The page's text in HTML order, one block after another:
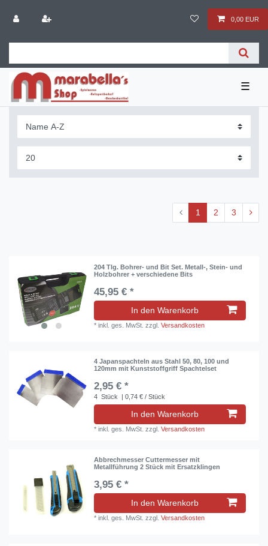
0,00 EUR
☰
1 2 3
204 Tlg. Bohrer- und Bit Set. Metall-, Stein- und
Holzbohrer + verschiedene Bits
45,95 € *
In den Warenkorb
*inkl. ges. MwSt. zzgl.Versandkosten
4 Japanspachteln aus Stahl 50, 80, 100 und
120mm mit Kunststoffgriff Spachtelset
2,95 € *
4 Stück | 0,74 € / Stück
In den Warenkorb
*inkl. ges. MwSt. zzgl.Versandkosten
Abbrechmesser Cuttermesser mit
Metallführung 2 Stück mit Ersatzklingen
3,95 € *
In den Warenkorb
*inkl. ges. MwSt. zzgl.Versandkosten